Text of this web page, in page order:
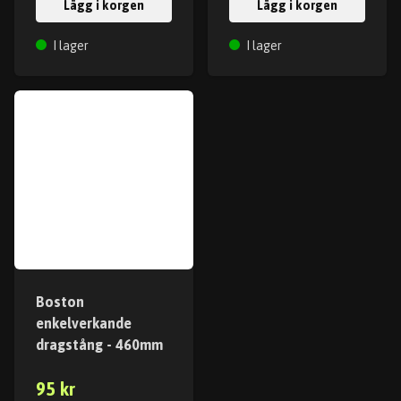
Lägg i korgen
I lager
Lägg i korgen
I lager
Boston
enkelverkande
dragstång - 460mm
95 kr